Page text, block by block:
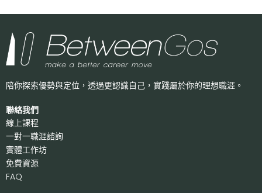
陪你探索優勢與定位，透過更認識自己， 實踐屬於你的理想職涯。
聯絡我們
線上課程
一對一職涯諮詢
實體工作坊
免費資源
FAQ